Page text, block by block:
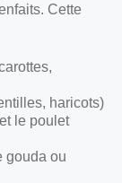
Cette
haricots)
le poulet
gouda ou